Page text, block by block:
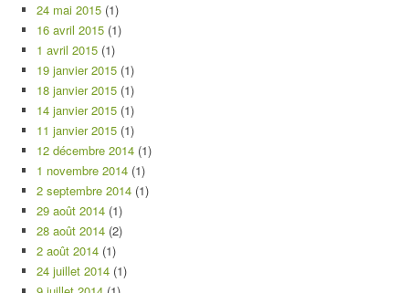
24 mai 2015 (1)
16 avril 2015 (1)
1 avril 2015 (1)
19 janvier 2015 (1)
18 janvier 2015 (1)
14 janvier 2015 (1)
11 janvier 2015 (1)
12 décembre 2014 (1)
1 novembre 2014 (1)
2 septembre 2014 (1)
29 août 2014 (1)
28 août 2014 (2)
2 août 2014 (1)
24 juillet 2014 (1)